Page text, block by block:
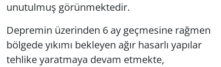
unutulmuş görünmektedir.
Depremin üzerinden 6 ay geçmesine rağmen
bölgede yıkımı bekleyen ağır hasarlı yapılar
tehlike yaratmaya devam etmekte,